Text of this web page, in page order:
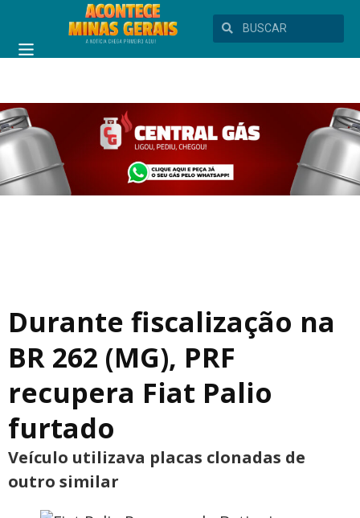
Durante fiscalização na
BR 262 (MG), PRF
recupera Fiat Palio
furtado
Veículo utilizava placas clonadas de
outro similar